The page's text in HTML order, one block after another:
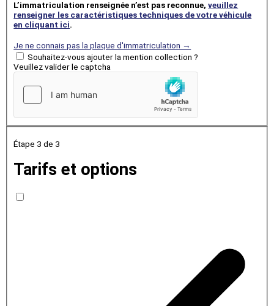
L’immatriculation renseignée n’est pas reconnue,veuillez
renseigner les caractéristiques techniques de votre véhicule
en cliquant ici.
Je ne connais pas la plaque d'immatriculation →
Souhaitez-vous ajouter la mention collection ?
Veuillez valider le captcha
Étape 3de 3
Tarifs et options